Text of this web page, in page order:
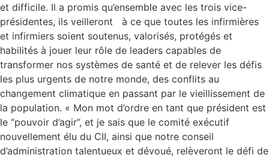
et difficile. Il a promis qu’ensemble avec les trois vice-
présidentes, ils veilleront à ce que toutes les infirmières
et infirmiers soient soutenus, valorisés, protégés et
habilités à jouer leur rôle de leaders capables de
transformer nos systèmes de santé et de relever les défis
les plus urgents de notre monde, des conflits au
changement climatique en passant par le vieillissement de
la population. « Mon mot d’ordre en tant que président est
le “pouvoir d’agir”, et je sais que le comité exécutif
nouvellement élu du CII, ainsi que notre conseil
d’administration talentueux et dévoué, relèveront le défi de